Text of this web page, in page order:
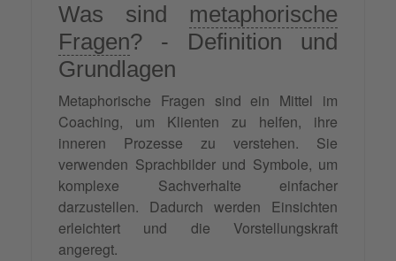
Was sind metaphorische
Fragen? - Definition und
Grundlagen
Metaphorische Fragen sind ein Mittel im
Coaching, um Klienten zu helfen, ihre
inneren Prozesse zu verstehen. Sie
verwenden Sprachbilder und Symbole, um
komplexe Sachverhalte einfacher
darzustellen. Dadurch werden Einsichten
erleichtert und die Vorstellungskraft
angeregt.